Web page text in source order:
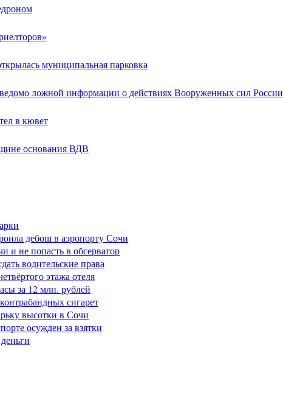
муниципальная парковка
ложной информации о действиях Вооруженных сил России
в кювет
основания ВДВ
дебош в аэропорту Сочи
и не попасть в обсерватор
водительские права
этажа отеля
за 12 млн. рублей
сигарет
высотки в Сочи
осужден за взятки